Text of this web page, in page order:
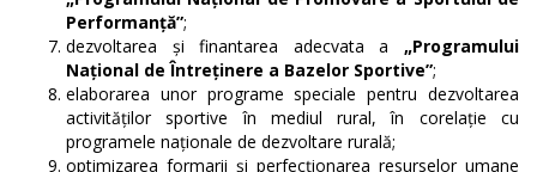
Performanţă”;
dezvoltarea şi finantarea adecvata a „Programului
Naţional deÎntreţinere a Bazelor Sportive”;
elaborarea unor programe speciale pentru dezvoltarea
activităţilor sportive în mediul rural, în corelaţie cu
programele naţionale de dezvoltare rurală;
optimizarea formarii şi perfecţionarea resurselor umane